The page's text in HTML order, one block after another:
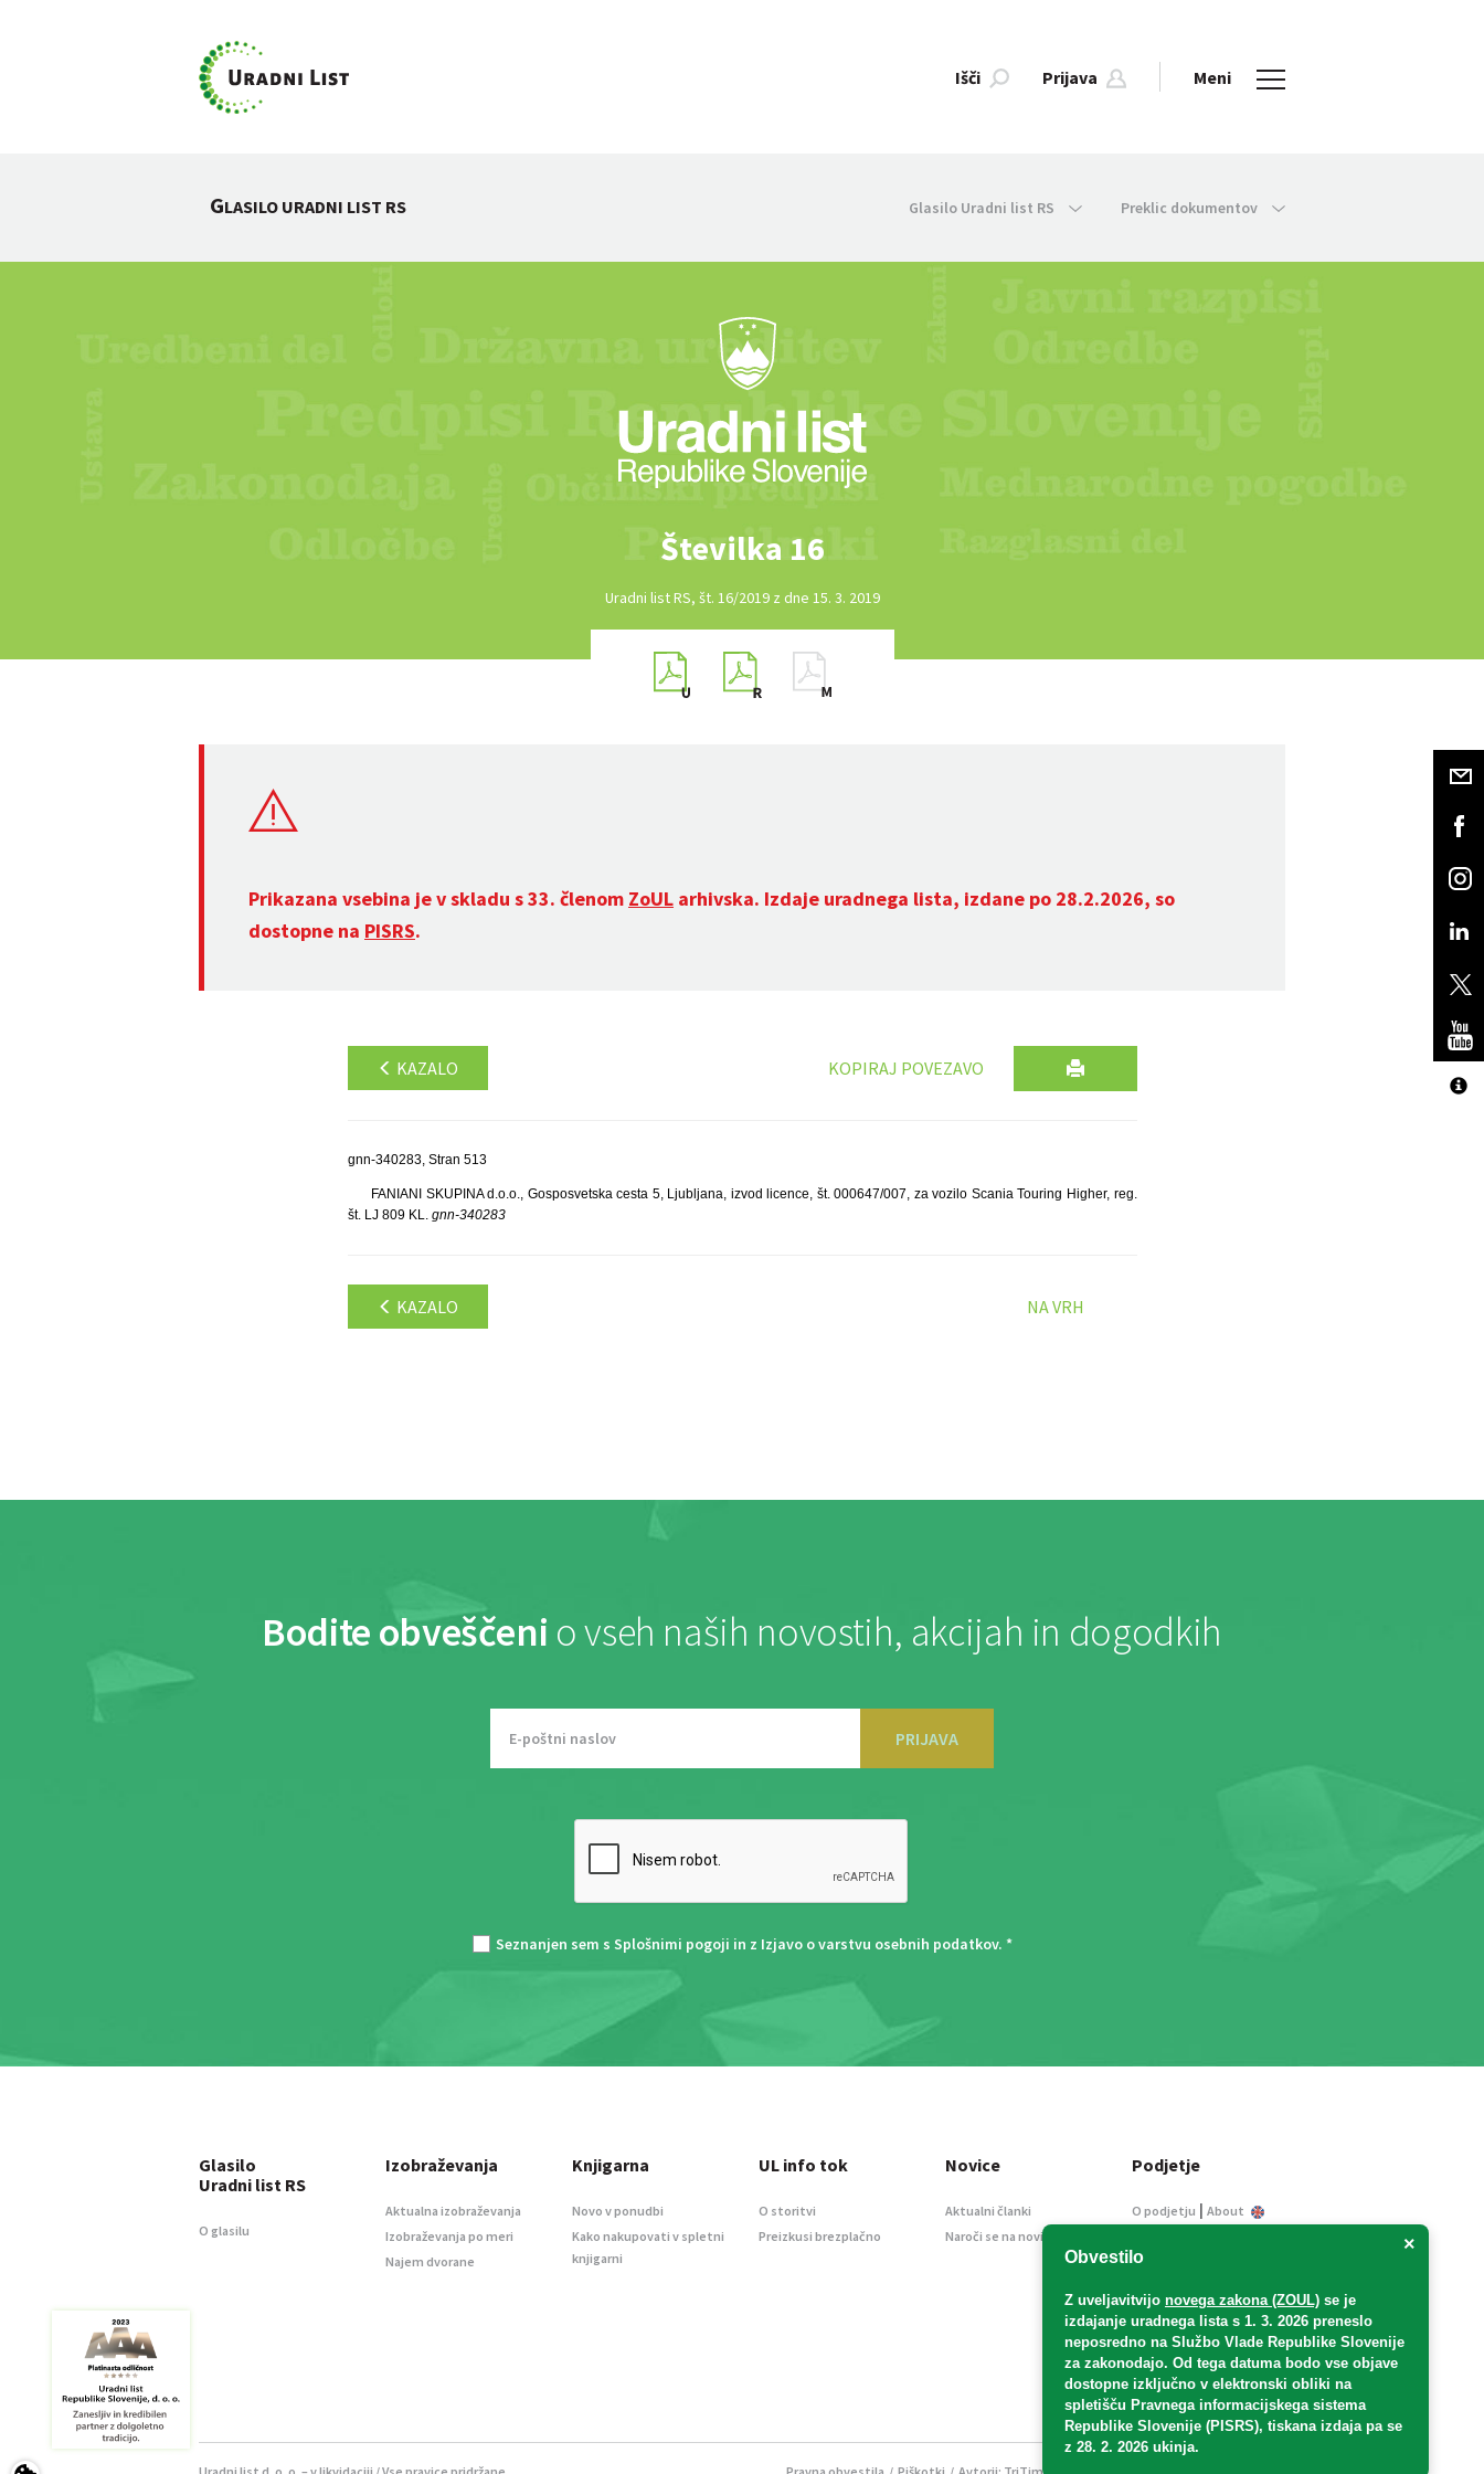
Išči Prijava Meni
GLASILO URADNI LIST RS Glasilo Uradni list RS Preklic dokumentov
Številka 16
Uradni list RS, št. 16/2019 z dne 15. 3. 2019
Prikazana vsebina je v skladu s 33. členom ZoUL arhivska. Izdaje uradnega lista, izdane po 28.2.2026, so
dostopne na PISRS.
KAZALO KOPIRAJ POVEZAVO
gnn-340283, Stran 513
FANIANI SKUPINA d.o.o., Gosposvetska cesta 5, Ljubljana, izvod licence, št. 000647/007, za vozilo Scania Touring Higher, reg.
št. LJ 809 KL. gnn-340283
KAZALO NA VRH
Bodite obveščeni o vseh naših novostih, akcijah in dogodkih
PRIJAVA
Seznanjen sem s Splošnimi pogoji in z Izjavo o varstvu osebnih podatkov. *
×
Obvestilo
Z uveljavitvijo novega zakona (ZOUL) se je
izdajanje uradnega lista s 1. 3. 2026 preneslo
neposredno na Službo Vlade Republike Slovenije
za zakonodajo. Od tega datuma bodo vse objave
dostopne izključno v elektronski obliki na
spletišču Pravnega informacijskega sistema
Republike Slovenije (PISRS), tiskana izdaja pa se
z 28. 2. 2026 ukinja.
Glasilo
Uradni list RS
O glasilu
Izobraževanja
Aktualna izobraževanja
Izobraževanja po meri
Najem dvorane
Knjigarna
Novo v ponudbi
Kako nakupovati v spletni
knjigarni
UL info tok
O storitvi
Preizkusi brezplačno
Novice
Aktualni članki
Naroči se na novice
Podjetje
O podjetju | About
Informacije javnega
Oglaševanje
Splošni pogoji
Izjava o varstvu osebnih
podatkov
E-dražbe